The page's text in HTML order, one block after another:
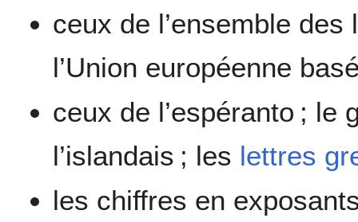
ceux de l’ensemble
l’Union européenne
ceux de l’espéranto ; le
l’islandais ; les lettres
les chiffres en exposants